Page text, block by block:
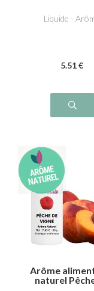
Liquide -
5.51 €
Arôme
naturel